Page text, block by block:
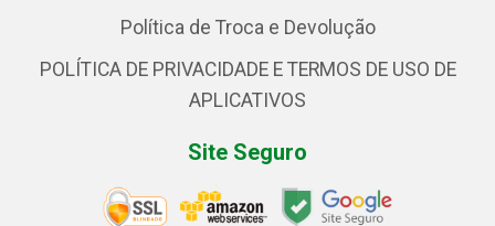
Política de Troca e Devolução
POLÍTICA DE PRIVACIDADE E TERMOS DE USO DE
APLICATIVOS
Site Seguro